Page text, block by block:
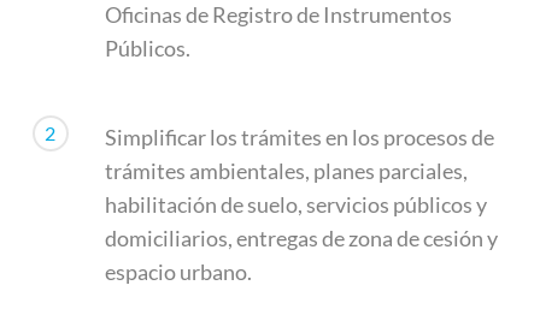
Oficinas de Registro de Instrumentos
Públicos.
2
Simplificar los trámites en los procesos de
trámites ambientales, planes parciales,
habilitación de suelo, servicios públicos y
domiciliarios, entregas de zona de cesión y
espacio urbano.